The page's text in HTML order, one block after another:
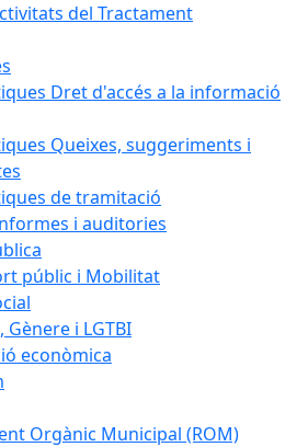
del Tractament
Dret d'accés a la informació
Queixes, suggeriments i
de tramitació
i auditories
públic i Mobilitat
i LGTBI
econòmica
Orgànic Municipal (ROM)